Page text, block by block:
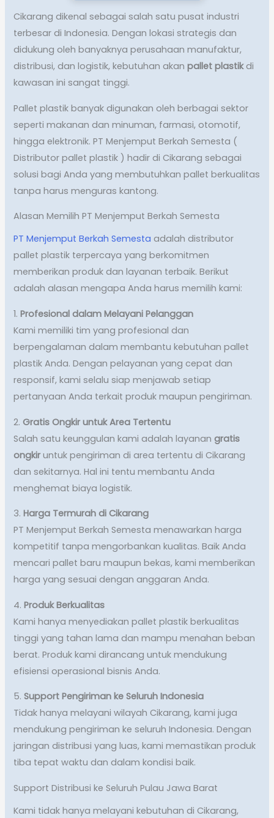
Cikarang dikenal sebagai salah satu pusat industri
terbesar di Indonesia. Dengan lokasi strategis dan
didukung oleh banyaknya perusahaan manufaktur,
distribusi, dan logistik, kebutuhan akanpallet plastikdi
kawasan ini sangat tinggi.
Pallet plastik banyak digunakan oleh berbagai sektor
seperti makanan dan minuman, farmasi, otomotif,
hingga elektronik. PT Menjemput Berkah Semesta (
Distributor pallet plastik ) hadir di Cikarang sebagai
solusi bagi Anda yang membutuhkan pallet berkualitas
tanpa harus menguras kantong.
Alasan Memilih PT Menjemput Berkah Semesta
PT Menjemput Berkah Semesta adalah distributor
pallet plastik terpercaya yang berkomitmen
memberikan produk dan layanan terbaik. Berikut
adalah alasan mengapa Anda harus memilih kami:
1.Profesional dalam Melayani Pelanggan
Kami memiliki tim yang profesional dan
berpengalaman dalam membantu kebutuhan pallet
plastik Anda. Dengan pelayanan yang cepat dan
responsif, kami selalu siap menjawab setiap
pertanyaan Anda terkait produk maupun pengiriman.
2.Gratis Ongkir untuk Area Tertentu
Salah satu keunggulan kami adalah layanangratis
ongkiruntuk pengiriman di area tertentu di Cikarang
dan sekitarnya. Hal ini tentu membantu Anda
menghemat biaya logistik.
3.Harga Termurah di Cikarang
PT Menjemput Berkah Semesta menawarkan harga
kompetitif tanpa mengorbankan kualitas. Baik Anda
mencari pallet baru maupun bekas, kami memberikan
harga yang sesuai dengan anggaran Anda.
4.Produk Berkualitas
Kami hanya menyediakan pallet plastik berkualitas
tinggi yang tahan lama dan mampu menahan beban
berat. Produk kami dirancang untuk mendukung
efisiensi operasional bisnis Anda.
5.Support Pengiriman ke Seluruh Indonesia
Tidak hanya melayani wilayah Cikarang, kami juga
mendukung pengiriman ke seluruh Indonesia. Dengan
jaringan distribusi yang luas, kami memastikan produk
tiba tepat waktu dan dalam kondisi baik.
Support Distribusi ke Seluruh Pulau Jawa Barat
Kami tidak hanya melayani kebutuhan di Cikarang,